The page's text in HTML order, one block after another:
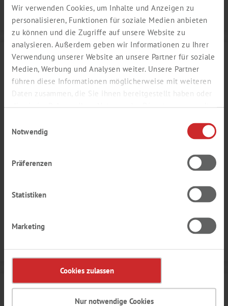
Wir verwenden Cookies, um Inhalte und Anzeigen zu
personalisieren, Funktionen für soziale Medien anbieten
zu können und die Zugriffe auf unsere Website zu
analysieren. Außerdem geben wir Informationen zu Ihrer
Verwendung unserer Website an unsere Partner für soziale
Medien, Werbung und Analysen weiter. Unsere Partner
führen diese Informationen möglicherweise mit weiteren
Daten zusammen, die Sie ihnen bereitgestellt haben oder
die sie im Rahmen Ihrer Nutzung der Dienste gesammelt
Notwendig
Präferenzen
Statistiken
Marketing
Cookies zulassen
Nur notwendige Cookies
cremig, milchig, Vanille